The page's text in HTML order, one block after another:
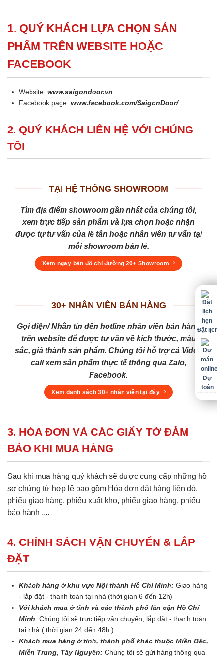
1. QUÝ KHÁCH LỰA CHỌN SẢN
PHẨM TRÊN WEBSITE HOẶC
FACEBOOK
Website:www.saigondoor.vn
Facebook page:www.facebook.com/SaigonDoor/
2. QUÝ KHÁCH LIÊN HỆ VỚI CHÚNG
TÔI
TẠI HỆ THỐNG SHOWROOM
Tìm địa điểm showroom gần nhất của chúng tôi,
xem trực tiếp sản phẩm và lựa chọn hoặc nhận
được tự tư vấn của lễ tân hoặc nhân viên tư vấn tại
mỗi showroom bán lẻ.
Xem ngay bản đồ chỉ đường 20+ Showroom
30+ NHÂN VIÊN BÁN HÀNG
Gọi điện/ Nhắn tin đến hotline nhân viên bán hàng
trên website để được tư vấn về kích thước, màu
sắc, giá thành sản phẩm. Chúng tôi hỗ trợ cả Video
call xem sản phẩm thực tế thông qua Zalo,
Facebook.
Xem danh sách 30+ nhân viên tại đây
3. HÓA ĐƠN VÀ CÁC GIẤY TỜ ĐẢM
BẢO KHI MUA HÀNG
Sau khi mua hàng quý khách sẽ được cung cấp những hồ
sơ chứng từ hợp lệ bao gồm Hóa đơn đặt hàng liên đỏ,
phiếu giao hàng, phiếu xuất kho, phiếu giao hàng, phiếu
bảo hành ....
4. CHÍNH SÁCH VẬN CHUYỂN & LẮP
ĐẶT
Khách hàng ở khu vực Nội thành Hồ Chí Minh: Giao hàng
- lắp đặt - thanh toán tại nhà (thời gian 6 đến 12h)
Với khách mua ở tỉnh và các thành phố lân cận Hồ Chí
Minh: Chúng tôi sẽ trực tiếp vận chuyển, lắp đặt - thanh toán
tại nhà ( thời gian 24 đến 48h )
Khách mua hàng ở tỉnh, thành phố khác thuộc Miền Bắc,
Miền Trung, Tây Nguyên: Chúng tôi sẽ gửi hàng thông qua
Đặt
Dự
toán